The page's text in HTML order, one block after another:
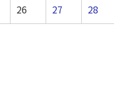
26 27 28